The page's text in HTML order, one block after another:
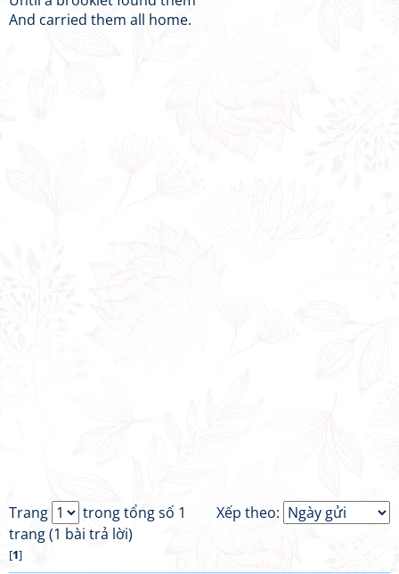
And carried them all home.
Xếp theo:
Trang
trong tổng số 1
trang (1 bài trả lời)
[1]